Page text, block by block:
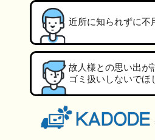
近所に知られずに不
故人様との思い出が
ゴミ扱いしないでほ